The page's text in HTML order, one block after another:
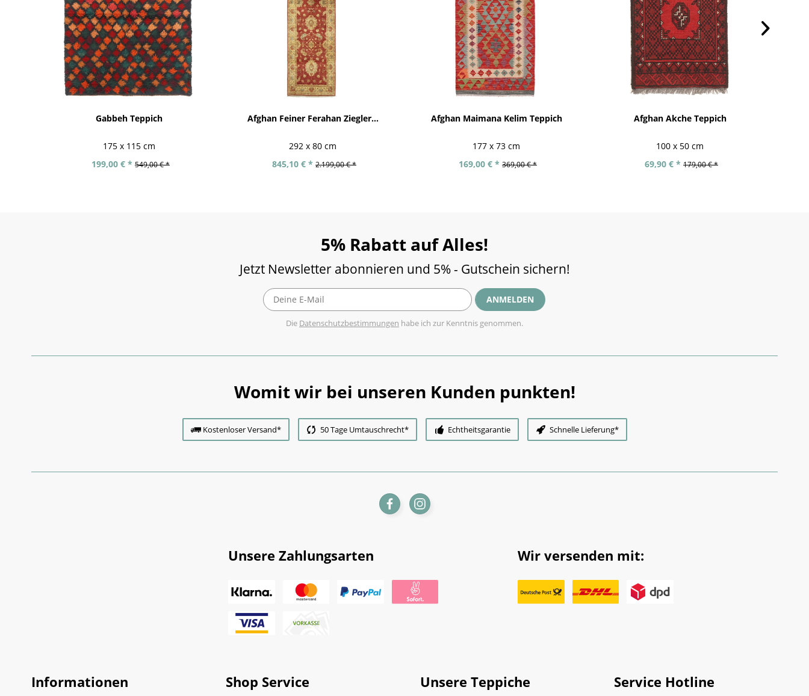
Gabbeh Teppich
175 x 115 cm
199,00 € * 549,00 € *
Afghan Feiner Ferahan Ziegler...
292 x 80 cm
845,10 € * 2.199,00 € *
Afghan Maimana Kelim Teppich
177 x 73 cm
169,00 € * 369,00 € *
Afghan Akche Teppich
100 x 50 cm
69,90 € * 179,00 € *
5% Rabatt auf Alles!
Jetzt Newsletter abonnieren und 5% - Gutschein sichern!
ANMELDEN
Die Datenschutzbestimmungen habe ich zur Kenntnis genommen.
Womit wir bei unseren Kunden punkten!
Kostenloser Versand* 50 Tage Umtauschrecht* Echtheitsgarantie Schnelle Lieferung*
Unsere Zahlungsarten Wir versenden mit:
Informationen Shop Service Unsere Teppiche Service Hotline